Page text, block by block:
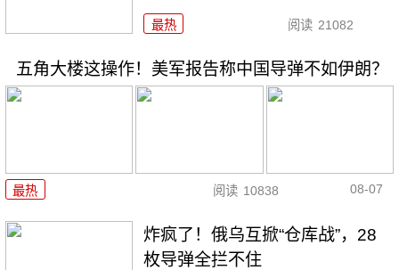
最热 阅读 21082
五角大楼这操作！美军报告称中国导弹不如伊朗？
最热 阅读 10838 08-07
炸疯了！俄乌互掀“仓库战”，28
枚导弹全拦不住